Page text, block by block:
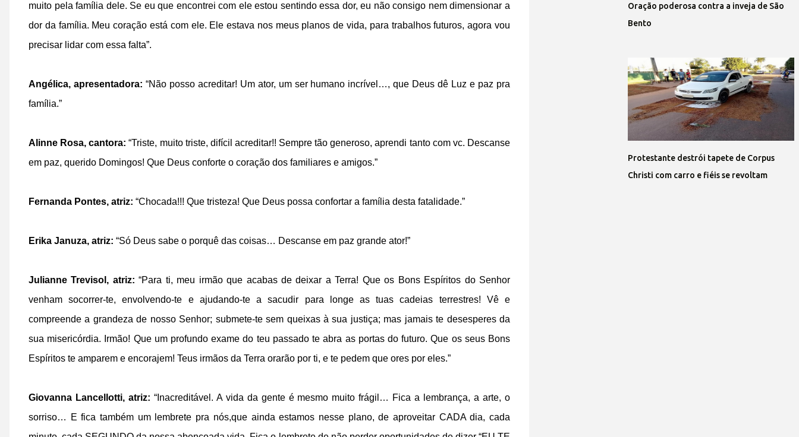
muito pela família dele. Se eu que encontrei com ele estou sentindo essa dor, eu não consigo nem dimensionar a
dor da família. Meu coração está com ele. Ele estava nos meus planos de vida, para trabalhos futuros, agora vou
precisar lidar com essa falta”.
Angélica, apresentadora: “Não posso acreditar! Um ator, um ser humano incrível…, que Deus dê Luz e paz pra
família.”
Alinne Rosa, cantora: “Triste, muito triste, difícil acreditar!! Sempre tão generoso, aprendi tanto com vc. Descanse
em paz, querido Domingos! Que Deus conforte o coração dos familiares e amigos.”
Fernanda Pontes, atriz: “Chocada!!! Que tristeza! Que Deus possa confortar a família desta fatalidade.”
Erika Januza, atriz: “Só Deus sabe o porquê das coisas… Descanse em paz grande ator!”
Julianne Trevisol, atriz: “Para ti, meu irmão que acabas de deixar a Terra! Que os Bons Espíritos do Senhor
venham socorrer-te, envolvendo-te e ajudando-te a sacudir para longe as tuas cadeias terrestres! Vê e
compreende a grandeza de nosso Senhor; submete-te sem queixas à sua justiça; mas jamais te desesperes da
sua misericórdia. Irmão! Que um profundo exame do teu passado te abra as portas do futuro. Que os seus Bons
Espíritos te amparem e encorajem! Teus irmãos da Terra orarão por ti, e te pedem que ores por eles.”
Giovanna Lancellotti, atriz: “Inacreditável. A vida da gente é mesmo muito frágil… Fica a lembrança, a arte, o
sorriso… E fica também um lembrete pra nós,que ainda estamos nesse plano, de aproveitar CADA dia, cada
Oração poderosa contra a inveja de São
Bento
Protestante destrói tapete de Corpus
Christi com carro e fiéis se revoltam